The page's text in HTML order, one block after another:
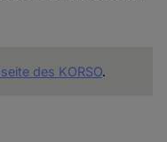
des KORSO.